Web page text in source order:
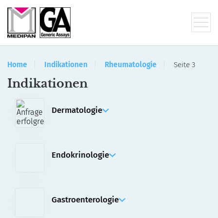
Home Indikationen Rheumatologie Seite 3
Indikationen
Dermatologie
Automatisierte Assays für akiron® NEO
Endokrinologie
Gastroenterologie